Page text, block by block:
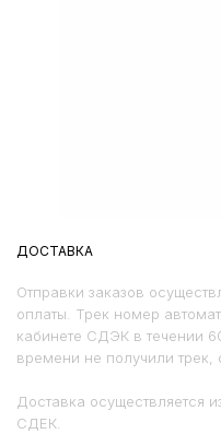
ДОСТАВКА
Отправки заказов
оплаты. Трек номер
кабинете СДЭК в течении
времени не получили трек,
Доставка осуществляется
СДЕК.